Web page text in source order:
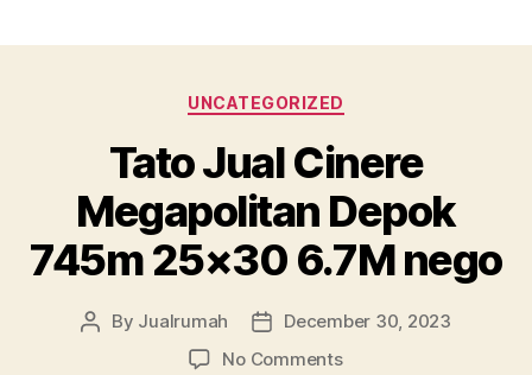
Categories
UNCATEGORIZED
Tato Jual Cinere
Megapolitan Depok
745m 25×30 6.7M nego
Post
By Jualrumah
Post
date
December 30, 2023
No Commentson